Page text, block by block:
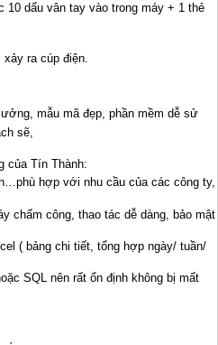
10 dấu vân tay vào trong máy + 1 thẻ
ra cúp điện.
mẫu mã đẹp, phần mềm dễ sử
sẽ,
của Tín Thành:
hợp với nhu cầu của các công ty,
chấm công, thao tác dễ dàng, bảo mật
( bảng chi tiết, tổng hợp ngày/ tuần/
SQL nên rất ổn định không bị mất